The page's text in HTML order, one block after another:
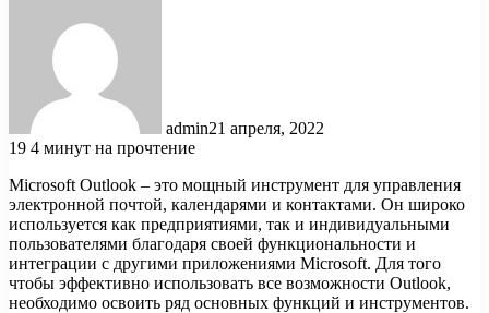
admin21 апреля, 2022
19 4 минут на прочтение
Microsoft Outlook – это мощный инструмент для управления
электронной почтой, календарями и контактами. Он широко
используется как предприятиями, так и индивидуальными
пользователями благодаря своей функциональности и
интеграции с другими приложениями Microsoft. Для того
чтобы эффективно использовать все возможности Outlook,
необходимо освоить ряд основных функций и инструментов.